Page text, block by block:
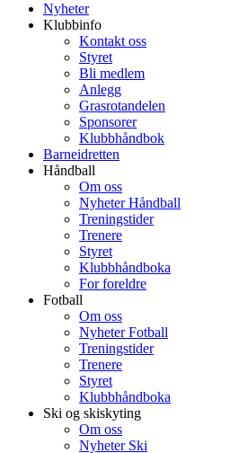
Nyheter
Klubbinfo
Kontakt oss
Styret
Bli medlem
Anlegg
Grasrotandelen
Sponsorer
Klubbhåndbok
Barneidretten
Håndball
Om oss
Nyheter Håndball
Treningstider
Trenere
Styret
Klubbhåndboka
For foreldre
Fotball
Om oss
Nyheter Fotball
Treningstider
Trenere
Styret
Klubbhåndboka
Ski og skiskyting
Om oss
Nyheter Ski